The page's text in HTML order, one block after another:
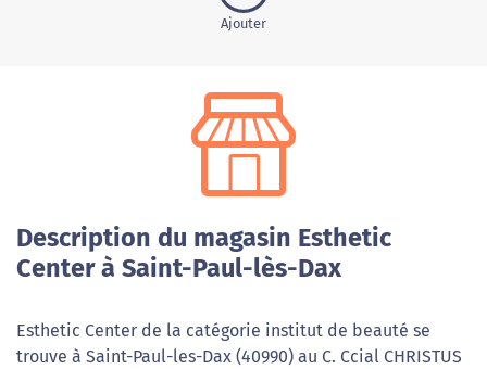
Ajouter
Description du magasin Esthetic
Center à Saint-Paul-lès-Dax
Esthetic Center de la catégorie institut de beauté se
trouve à Saint-Paul-les-Dax (40990) au C. Ccial CHRISTUS